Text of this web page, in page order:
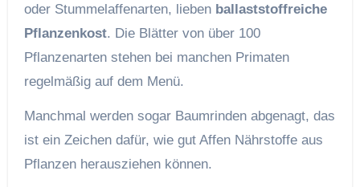
oder Stummelaffenarten, lieben ballaststoffreiche
Pflanzenkost. Die Blätter von über 100
Pflanzenarten stehen bei manchen Primaten
regelmäßig auf dem Menü.
Manchmal werden sogar Baumrinden abgenagt, das
ist ein Zeichen dafür, wie gut Affen Nährstoffe aus
Pflanzen herausziehen können.